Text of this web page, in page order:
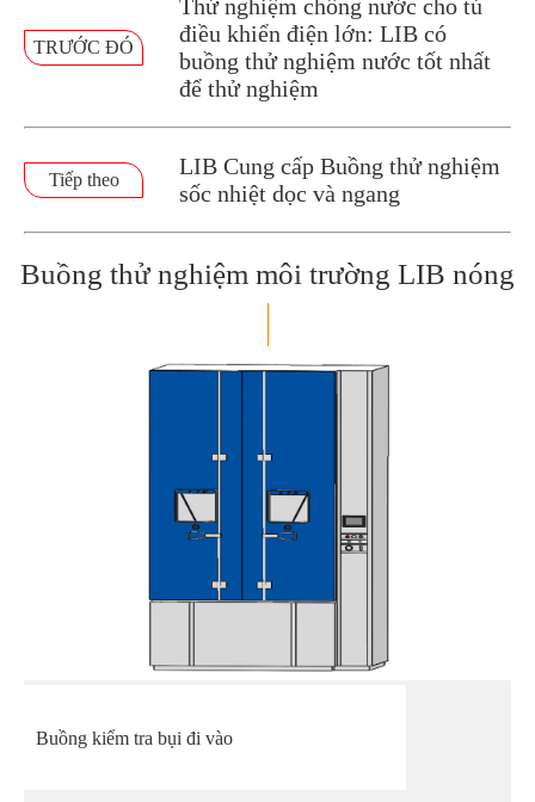
TRƯỚC ĐÓ
Thử nghiệm chống nước cho tủ
điều khiển điện lớn: LIB có
buồng thử nghiệm nước tốt nhất
để thử nghiệm
Tiếp theo
LIB Cung cấp Buồng thử nghiệm
sốc nhiệt dọc và ngang
Buồng thử nghiệm môi trường LIB nóng
Buồng kiểm tra bụi đi vào